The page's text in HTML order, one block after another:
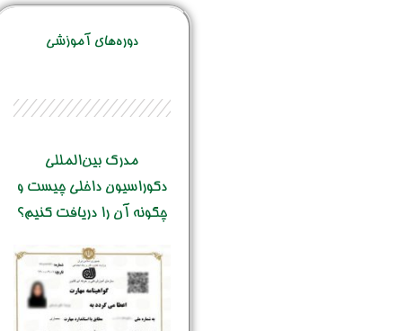
دوره‌‌های آموزشی
مدرک بین‌المللی
دکوراسیون داخلی چیست و
چگونه آن را دریافت کنیم؟